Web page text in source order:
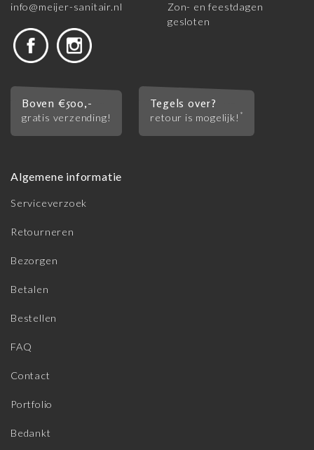
info@meijer-sanitair.nl
Zon- en feestdagen
gesloten
Boven €500,-
gratis verzending!
Tegels over?
retour is mogelijk! *
Algemene informatie
Serviceverzoek
Retourneren
Bezorgen
Betalen
Bestellen
FAQ
Contact
Portfolio
Bedankt